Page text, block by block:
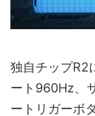
独自チップR2
ート960Hz、
ートリガーボ